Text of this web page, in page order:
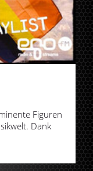
Figuren
Dank